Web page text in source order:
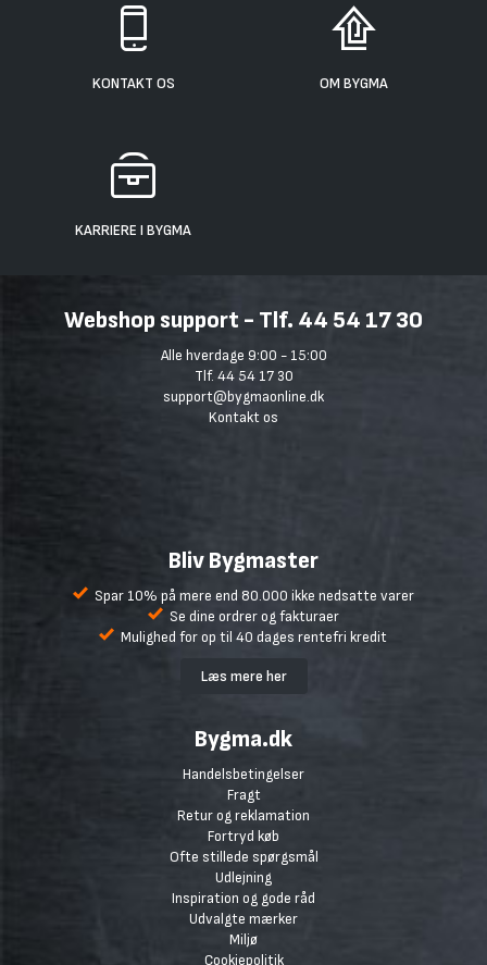
KONTAKT OS OM BYGMA
KARRIERE I BYGMA
Webshop support - Tlf. 44 54 17 30
Alle hverdage 9:00 - 15:00
Tlf. 44 54 17 30
support@bygmaonline.dk
Kontakt os
Bliv Bygmaster
Spar 10% på mere end 80.000 ikke nedsatte varer
Se dine ordrer og fakturaer
Mulighed for op til 40 dages rentefri kredit
Læs mere her
Bygma.dk
Handelsbetingelser
Fragt
Retur og reklamation
Fortryd køb
Ofte stillede spørgsmål
Udlejning
Inspiration og gode råd
Udvalgte mærker
Miljø
Cookiepolitik